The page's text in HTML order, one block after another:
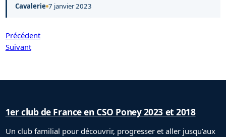
Cavalerie 7 janvier 2023
Précédent
Suivant
1er club de France en CSO Poney 2023 et 2018
Un club familial pour découvrir, progresser et aller jusqu’aux